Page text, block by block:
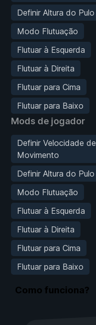
Definir Altura do Pulo
Modo Flutuação
Flutuar à Esquerda
Flutuar à Direita
Flutuar para Cima
Flutuar para Baixo
Mods de jogador
Definir Velocidade de
Movimento
Definir Altura do Pulo
Modo Flutuação
Flutuar à Esquerda
Flutuar à Direita
Flutuar para Cima
Flutuar para Baixo
Como funciona?